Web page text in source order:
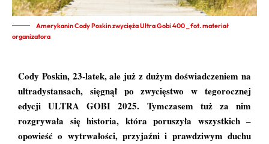
Amerykanin Cody Poskin zwycięża Ultra Gobi 400 _ fot. materiał
organizatora
Cody Poskin, 23-latek, ale już z dużym doświadczeniem na
ultradystansach, sięgnął po zwycięstwo w tegorocznej
edycji ULTRA GOBI 2025. Tymczasem tuż za nim
rozgrywała się historia, która poruszyła wszystkich –
opowieść o wytrwałości, przyjaźni i prawdziwym duchu